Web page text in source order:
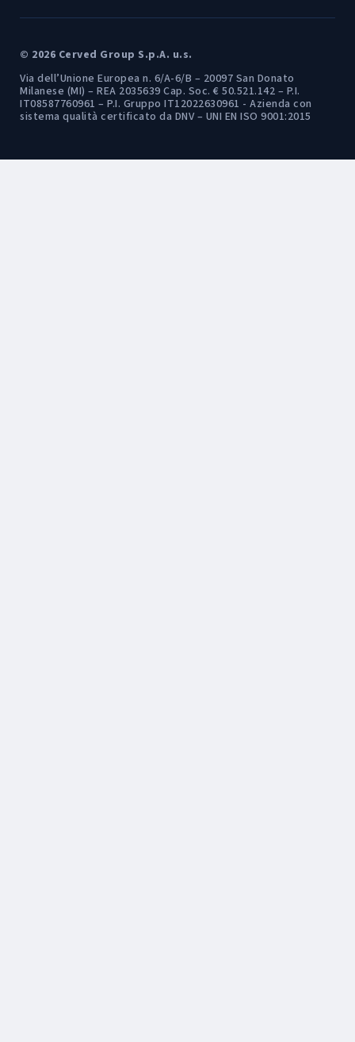
© 2026 Cerved Group S.p.A. u.s.
Via dell’Unione Europea n. 6/A-6/B – 20097 San Donato
Milanese (MI) – REA 2035639 Cap. Soc. € 50.521.142 – P.I.
IT08587760961 – P.I. Gruppo IT12022630961 - Azienda con
sistema qualità certificato da DNV – UNI EN ISO 9001:2015